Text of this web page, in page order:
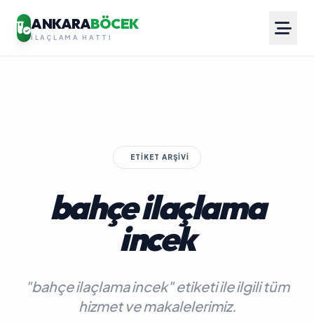
ANKARABÖCEK
İLAÇLAMA HATTI
ETIKET ARŞIVI
bahçe ilaçlama
incek
"bahçe ilaçlama incek" etiketi ile ilgili tüm
hizmet ve makalelerimiz.